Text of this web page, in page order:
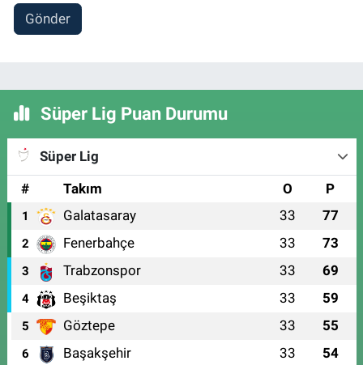
Gönder
Süper Lig Puan Durumu
Süper Lig
#
Takım O P
1 Galatasaray 33 77
2 Fenerbahçe 33 73
3 Trabzonspor 33 69
4 Beşiktaş 33 59
5 Göztepe 33 55
6 Başakşehir 33 54